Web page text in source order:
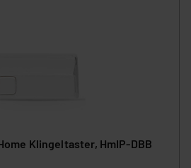
Klingeltaster, HmIP-DBB